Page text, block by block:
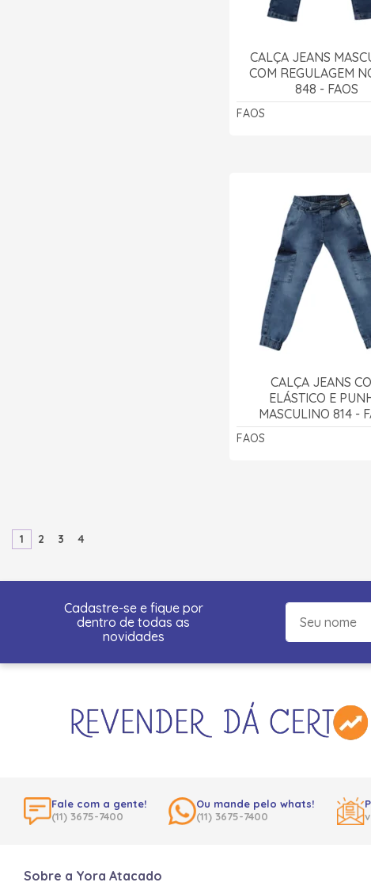
CALÇA JEANS
COM REGULAGEM
848 - FAOS
FAOS
CALÇA JEANS
ELÁSTICO E
MASCULINO 814 -
FAOS
1 2 3 4
Cadastre-se e fique por
dentro de todas as
novidades
Fale com a gente!
(11) 3675-7400
Ou mande pelo whats!
(11) 3675-7400
Sobre a Yora Atacado